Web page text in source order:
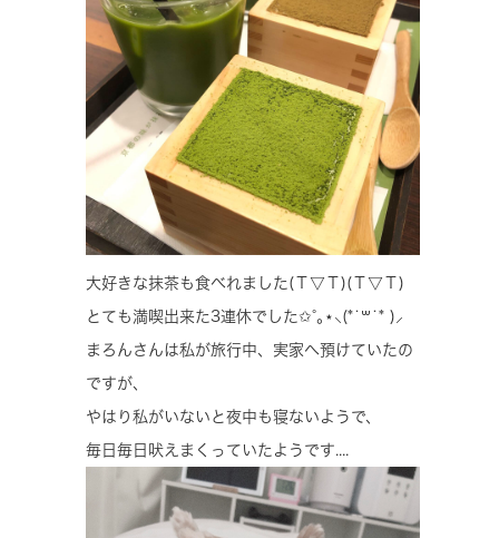
大好きな抹茶も食べれました(Ｔ▽Ｔ)(Ｔ▽Ｔ)
とても満喫出来た3連休でした✩°｡⋆⸜(*˙꒳˙* )⸝
まろんさんは私が旅行中、実家へ預けていたの
ですが、
やはり私がいないと夜中も寝ないようで、
毎日毎日吠えまくっていたようです....